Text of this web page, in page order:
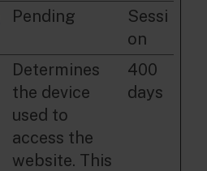
Pending
Sessi
on
Determines
the device
used to
access the
website. This
400
days